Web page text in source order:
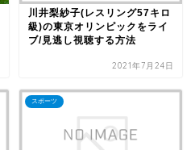
川井梨紗子(レスリング57キロ
級)の東京オリンピックをライ
ブ/見逃し視聴する方法
2021年7月24日
スポーツ